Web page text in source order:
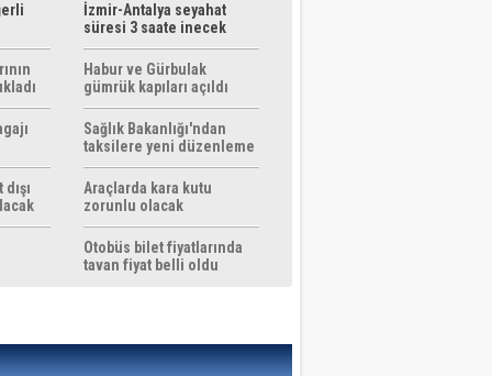
İzmir-Antalya seyahat
süresi 3 saate inecek
Habur ve Gürbulak
gümrük kapıları açıldı
Sağlık Bakanlığı'ndan
taksilere yeni düzenleme
Araçlarda kara kutu
zorunlu olacak
Otobüs bilet fiyatlarında
tavan fiyat belli oldu